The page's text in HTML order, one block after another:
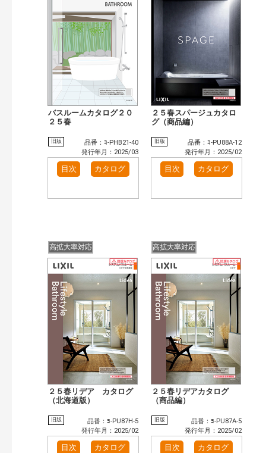
バスルームカタログ２０
２５春
旧版
品番：ﾖ-PHB21-40
発行年月：2025/03
目次 カタログ
２５春スパージュカタロ
グ（商品編）
旧版
品番：ﾖ-PU88A-12
発行年月：2025/02
目次 カタログ
高拡大率対応
２５春リデア カタログ
（北海道版）
旧版
品番：ﾖ-PU87H-5
発行年月：2025/02
目次 カタログ
高拡大率対応
２５春リデアカタログ
（商品編）
旧版
品番：ﾖ-PU87A-5
発行年月：2025/02
目次 カタログ